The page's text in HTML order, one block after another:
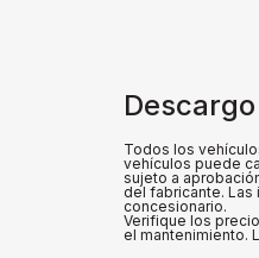
Todos los
vehículos puede
sujeto a
del fabricante.
concesionario.
Verifique los
el mantenimiento.